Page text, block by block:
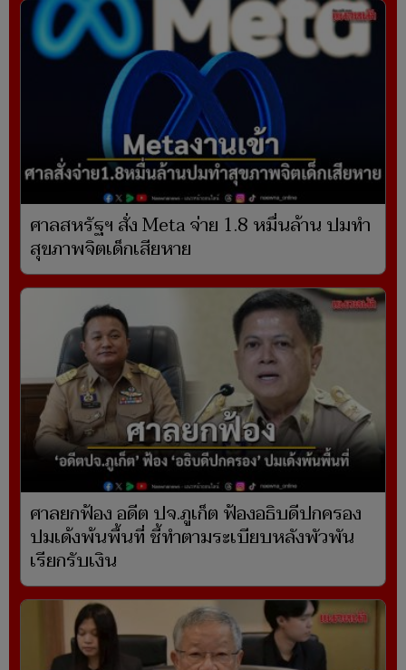
ศาลสหรัฐฯ สั่ง Meta จ่าย 1.8 หมื่นล้าน ปมทำ
สุขภาพจิตเด็กเสียหาย
ศาลยกฟ้อง อดีต ปจ.ภูเก็ต ฟ้องอธิบดีปกครอง
ปมเด้งพ้นพื้นที่ ชี้ทำตามระเบียบหลังพัวพัน
เรียกรับเงิน